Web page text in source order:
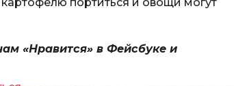
«Нравится» в Фейсбуке и